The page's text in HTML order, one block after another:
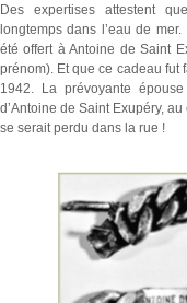
Des expertises attestent
longtemps dans l’eau de
été offert à Antoine de Saint
prénom). Et que ce cadeau fut
1942. La prévoyante
d’Antoine de Saint Exupéry,
se serait perdu dans la rue !